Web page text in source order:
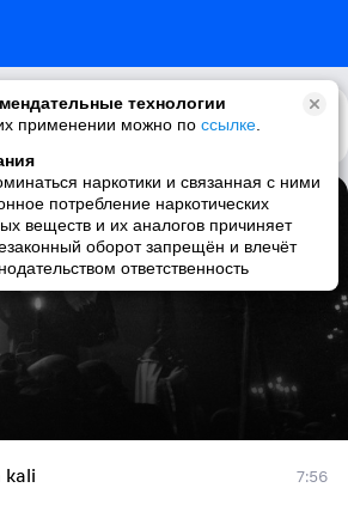
технологии
применении можно по ссылке
наркотики и связанная с ними
потребление наркотических
веществ и их аналогов причиняет
оборот запрещён и влечёт
ответственность
kali
7:56